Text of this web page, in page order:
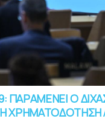
ΠΑΡΑΜΕΝΕΙ Ο
ΧΡΗΜΑΤΟΔΟΤΗΣΗ